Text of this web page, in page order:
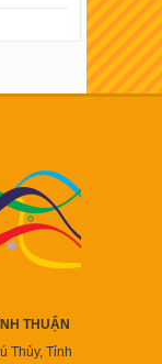
THUẬN
Thủy, Tỉnh